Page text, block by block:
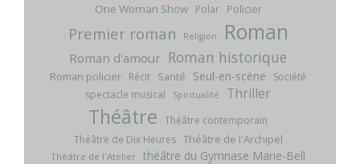
One Woman Show Polar Policier
Premier roman Religion Roman
Roman d'amour Roman historique
Roman policier Récit Santé Seul-en-scène
Société
spectacle musical
Spiritualité Thriller
Théâtre Théâtre contemporain
Théâtre de Dix Heures Théâtre de l'Archipel
Théâtre de l'Atelier théâtre du Gymnase Marie-Bell